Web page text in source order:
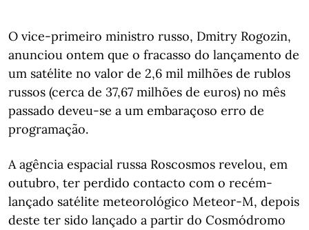
O vice-primeiro ministro russo, Dmitry Rogozin,
anunciou ontem que o fracasso do lançamento de
um satélite no valor de 2,6 mil milhões de rublos
russos (cerca de 37,67 milhões de euros) no mês
passado deveu-se a um embaraçoso erro de
programação.
A agência espacial russa Roscosmos revelou, em
outubro, ter perdido contacto com o recém-
lançado satélite meteorológico Meteor-M, depois
deste ter sido lançado a partir do Cosmódromo